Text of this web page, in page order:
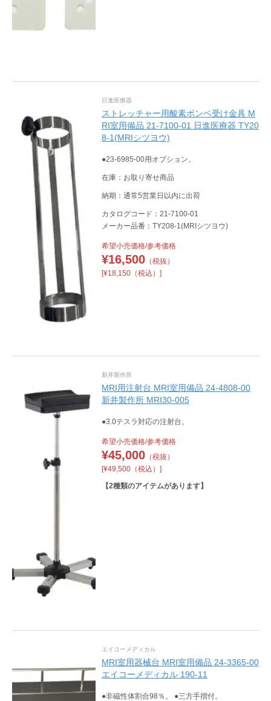
日進医療器
ストレッチャー用酸素ボンベ受け金具 M
RI室用備品 21-7100-01 日進医療器 TY20
8-1(MRIシツヨウ)
●23-6985-00用オプション。
在庫：お取り寄せ商品
納期：通常5営業日以内に出荷
カタログコード：21-7100-01
メーカー品番：TY208-1(MRIシツヨウ)
希望小売価格/参考価格
¥16,500（税抜）
[¥18,150（税込）]
新井製作所
MRI用注射台 MRI室用備品 24-4808-00
新井製作所 MRI30-005
●3.0テスラ対応の注射台。
希望小売価格/参考価格
¥45,000（税抜）
[¥49,500（税込）]
【2種類のアイテムがあります】
エイコーメディカル
MRI室用器械台 MRI室用備品 24-3365-00
エイコーメディカル 190-11
●非磁性体割合98％。 ●三方手摺付。